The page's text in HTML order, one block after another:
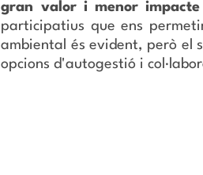
gran valor i menor impacte
participatius que ens
ambiental és evident, però el
opcions d'autogestió i